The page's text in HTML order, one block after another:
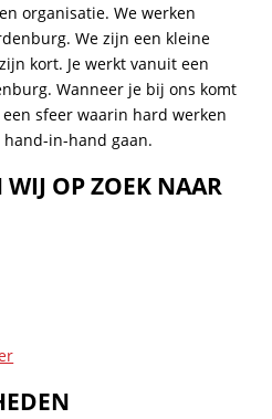
organisatie. We werken
We zijn een kleine
kort. Je werkt vanuit een
Wanneer je bij ons komt
sfeer waarin hard werken
in-hand gaan.
OP ZOEK NAAR